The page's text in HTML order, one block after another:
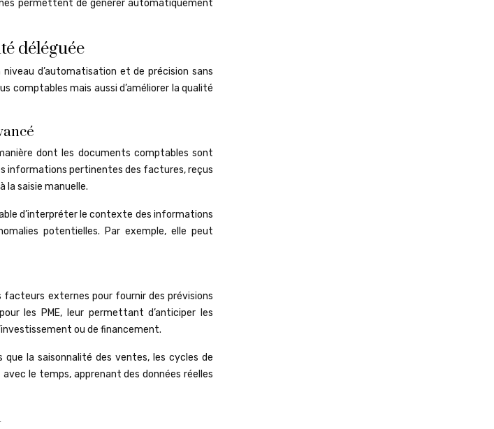
permettent de générer automatiquement
déléguée
d’automatisation et de précision sans
comptables mais aussi d’améliorer la qualité
dont les documents comptables sont
informations pertinentes des factures, reçus
saisie manuelle.
d’interpréter le contexte des informations
potentielles. Par exemple, elle peut
facteurs externes pour fournir des prévisions
les PME, leur permettant d’anticiper les
ou de financement.
la saisonnalité des ventes, les cycles de
le temps, apprenant des données réelles